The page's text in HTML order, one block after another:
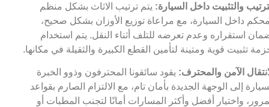
والتثبيت داخل السيارة: يتم ترتيب الاثاث بشكل منظم
داخل السيارة، مع مراعاة توزيع الأوزان بشكل صحيح،
استقراره وعدم تعرضه للتلف أثناء النقل. يتم استخدام
تثبيت قوية ومتينة لتأمين القطع الكبيرة والثقيلة في مكانها.
الآمن والمحترف: يقود سائقونا المحترفون وذوو الخبرة
إلى الوجهة الجديدة بأمان تام، مع الالتزام الصارم بقواعد
واختيار أفضل وأكثر المسارات أمانًا لتجنب المطبات أو